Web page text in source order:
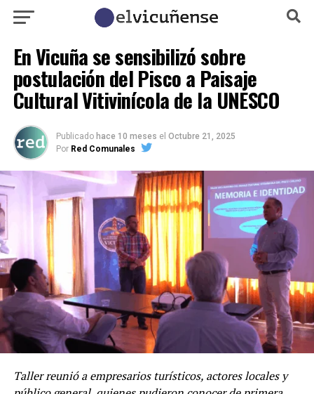
En Vicuña se sensibilizó sobre
postulación del Pisco a Paisaje
Cultural Vitivinícola de la UNESCO
Publicado hace 10 meses el Octubre 21, 2025
Por Red Comunales
Taller reunió a empresarios turísticos, actores locales y